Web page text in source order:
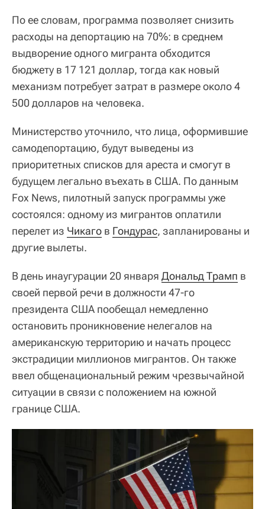
По ее словам, программа позволяет снизить
расходы на депортацию на 70%: в среднем
выдворение одного мигранта обходится
бюджету в 17 121 доллар, тогда как новый
механизм потребует затрат в размере около 4
500 долларов на человека.
Министерство уточнило, что лица, оформившие
самодепортацию, будут выведены из
приоритетных списков для ареста и смогут в
будущем легально въехать в США. По данным
Fox News, пилотный запуск программы уже
состоялся: одному из мигрантов оплатили
перелет из Чикаго в Гондурас, запланированы и
другие вылеты.
В день инаугурации 20 января Дональд Трамп в
своей первой речи в должности 47-го
президента США пообещал немедленно
остановить проникновение нелегалов на
американскую территорию и начать процесс
экстрадиции миллионов мигрантов. Он также
ввел общенациональный режим чрезвычайной
ситуации в связи с положением на южной
границе США.